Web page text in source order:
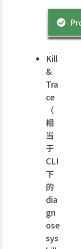
Kill
&
Tra
ce
（
相
当
于
CLI
下
的
dia
gn
ose
sys